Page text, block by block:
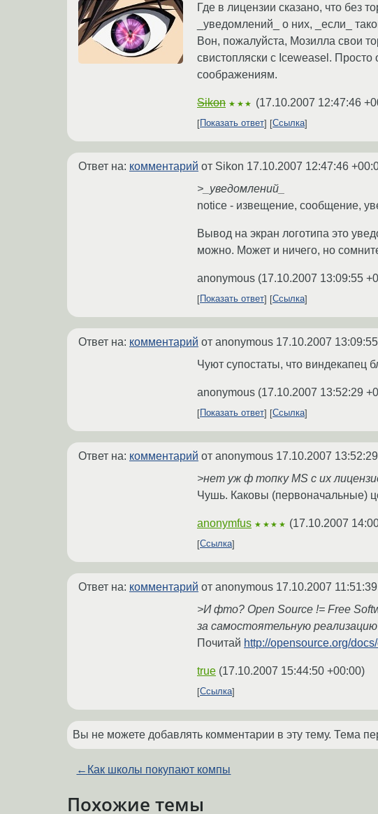
Где в лицензии сказано, что без
_уведомлений_ о них, _если_
Вон, пожалуйста, Мозилла свои
свистопляски с Iceweasel. Просто
соображениям.
Sikon ★★★ (17.10.2007 12:47:46
Показать ответ Ссылка
Ответ на: комментарий от Sikon 17.10.2007 12:47:46
>_уведомлений_
notice - извещение, сообщение,
Вывод на экран логотипа это
можно. Может и ничего, но
anonymous (17.10.2007 13:09:55
Показать ответ Ссылка
Ответ на: комментарий от anonymous 17.10.2007
Чуют супостаты, что виндекапец
anonymous (17.10.2007 13:52:29
Показать ответ Ссылка
Ответ на: комментарий от anonymous 17.10.2007
>нет уж ф топку МS с их
Чушь. Каковы (первоначальные)
anonymfus ★★★★ (17.10.2007
Ссылка
Ответ на: комментарий от anonymous 17.10.2007
>И фто? Open Source != Free
за самостоятельную
Почитай http://opensource.org/
true (17.10.2007 15:44:50 +00:00)
Ссылка
Вы не можете добавлять комментарии в эту тему. Тема
← Как школы покупают компы
Похожие темы